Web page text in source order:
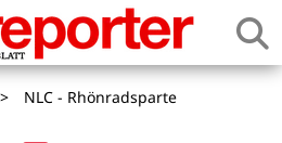
> NLC - Rhönradsparte